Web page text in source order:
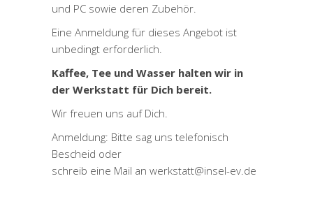
und PC sowie deren Zubehör.
Eine Anmeldung für dieses Angebot ist
unbedingt erforderlich.
Kaffee, Tee und Wasser halten wir in
der Werkstatt für Dich bereit.
Wir freuen uns auf Dich.
Anmeldung: Bitte sag uns telefonisch
Bescheid oder
schreib eine Mail an werkstatt@insel-ev.de